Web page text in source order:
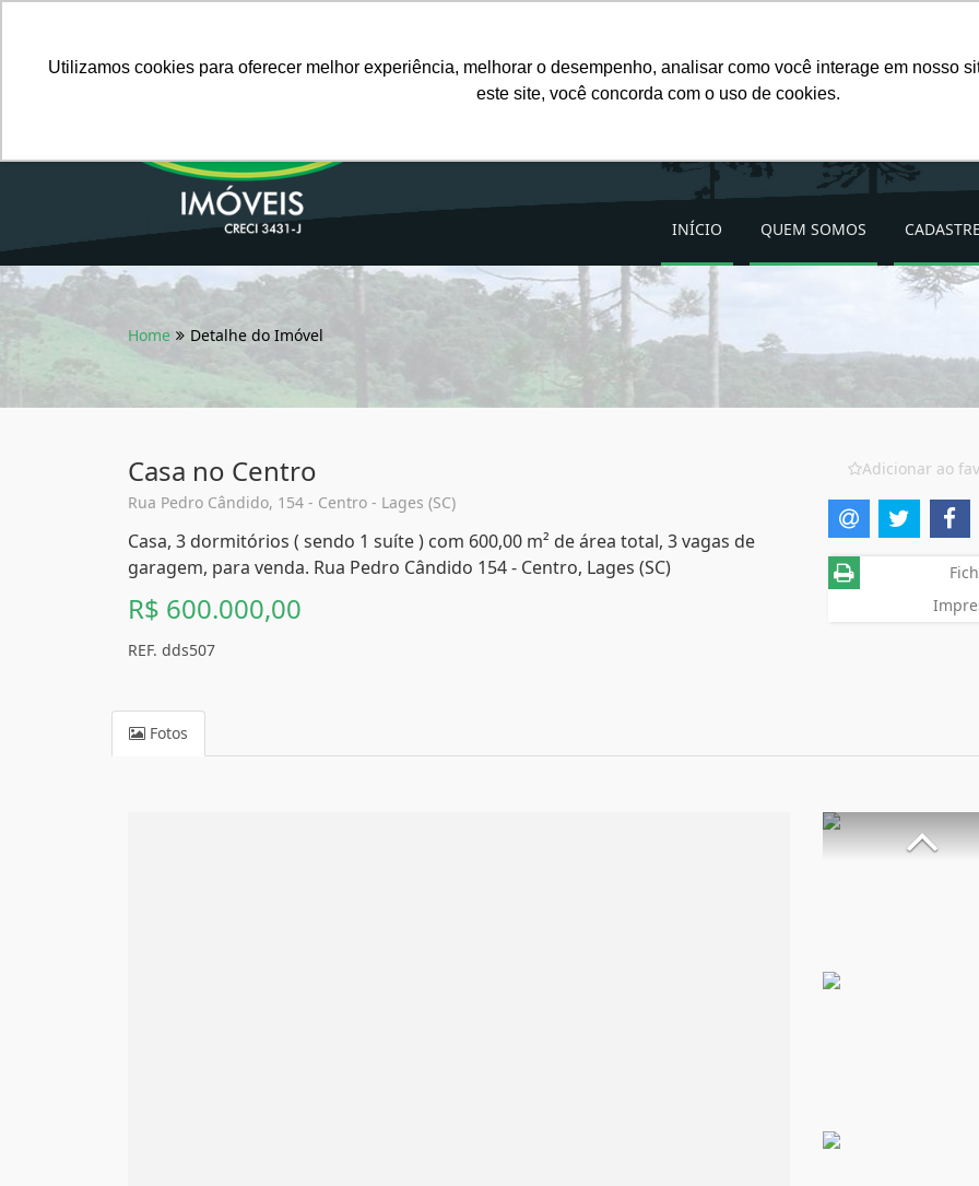
Utilizamos cookies para oferecer melhor experiência, melhorar o desempenho, analisar como você interage em nosso
este site, você concorda com o uso de cookies.
INÍCIO QUEM SOMOS
Home Detalhe do Imóvel
Casa no Centro
Rua Pedro Cândido, 154 - Centro - Lages (SC)
Casa, 3 dormitórios ( sendo 1 suíte ) com 600,00 m² de área total, 3 vagas de
garagem, para venda. Rua Pedro Cândido 154 - Centro, Lages (SC)
R$ 600.000,00
REF. dds507
Adicionar ao
Fotos